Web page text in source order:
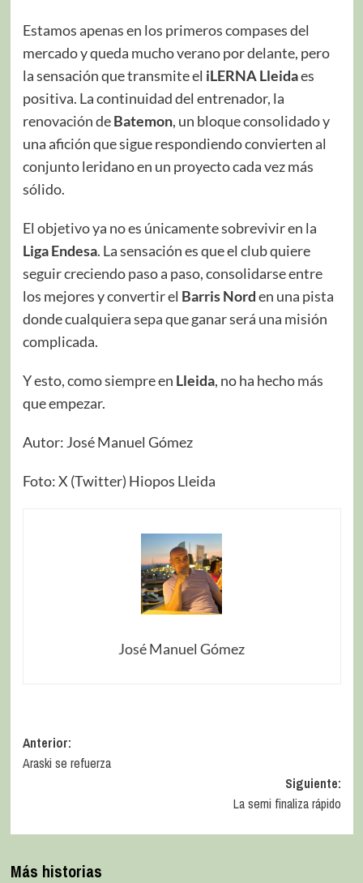
Estamos apenas en los primeros compases del
mercado y queda mucho verano por delante, pero
la sensación que transmite el iLERNA Lleidaes
positiva. La continuidad del entrenador, la
renovación deBatemon, un bloque consolidado y
una afición que sigue respondiendo convierten al
conjunto leridano en un proyecto cada vez más
sólido.
El objetivo ya no es únicamente sobrevivir en la
Liga Endesa. La sensación es que el club quiere
seguir creciendo paso a paso, consolidarse entre
los mejores y convertir el Barris Norden una pista
donde cualquiera sepa que ganar será una misión
complicada.
Y esto, como siempre en Lleida, no ha hecho más
que empezar.
Autor: José Manuel Gómez
Foto: X (Twitter) Hiopos Lleida
José Manuel Gómez
Anterior:
Araski se refuerza
Siguiente:
La semi finaliza rápido
Más historias